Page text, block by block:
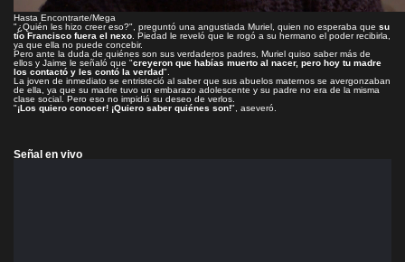
Hasta Encontrarte/Mega
"¿Quién les hizo creer eso?", preguntó una angustiada Muriel, quien no esperaba que su
tío Francisco fuera el nexo . Piedad le reveló que le rogó a su hermano el poder recibirla,
ya que ella no puede concebir.
Pero ante la duda de quiénes son sus verdaderos padres, Muriel quiso saber más de
ellos y Jaime le señaló que "creyeron que habías muerto al nacer, pero hoy tu madre
los contactó y les contó la verdad".
La joven de inmediato se entristeció al saber que sus abuelos maternos se avergonzaban
de ella, ya que su madre tuvo un embarazo adolescente y su padre no era de la misma
clase social. Pero eso no impidió su deseo de verlos.
"¡Los quiero conocer! ¡Quiero saber quiénes son!", aseveró.
Señal en vivo